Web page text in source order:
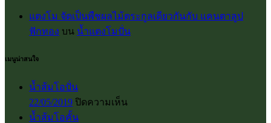
แตงโม จัดเป็นพืชผลไม้ตระกูลเดียวกันกับ แคนตาลูป
ฟักทอง บน น้ำแตงโมปั่น
เมนูน่าสนใจ
น้ำส้มโอปั่น
22/05/2019 ปิดความเห็นบน
น้ำส้มโอคั้น